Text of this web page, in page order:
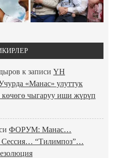
к записи ҮН
«Манас» улуттук
көчөгө чыгаруу иши жүрүп
ФОРУМ: Манас…
“Тилимпоз”…